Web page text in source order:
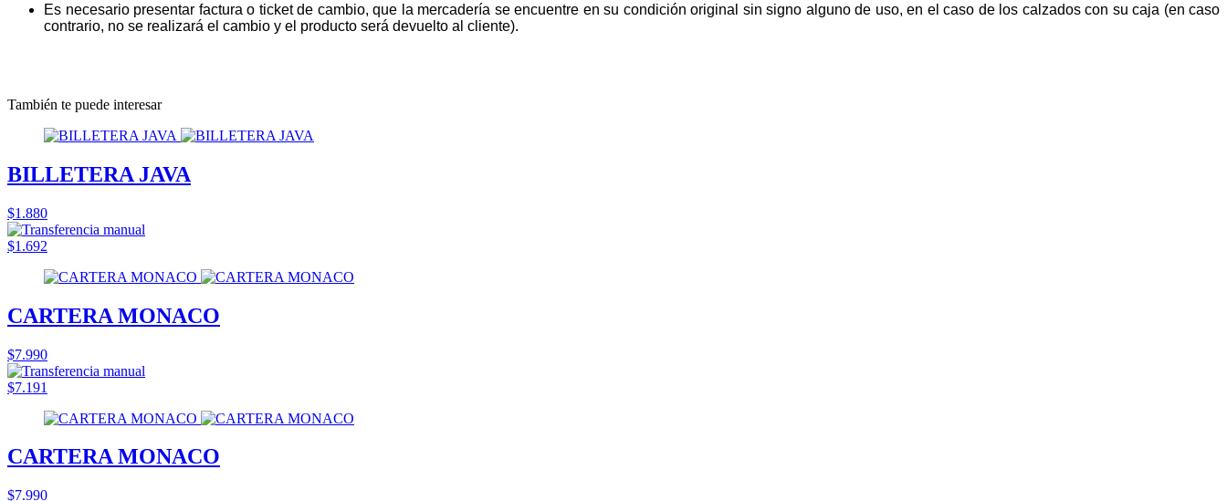
Es necesario presentar factura o ticket de cambio, que la mercadería se encuentre en su condición original sin signo alguno de uso, en el caso de los calzados con su caja (en caso
contrario, no se realizará el cambio y el producto será devuelto al cliente).
También te puede interesar
BILLETERA JAVA
$1.880
$1.692
CARTERA MONACO
$7.990
$7.191
CARTERA MONACO
$7.990